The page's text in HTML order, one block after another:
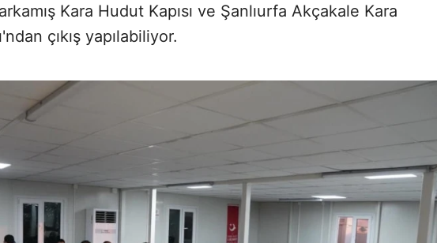
Kara Hudut Kapısı ve Şanlıurfa Akçakale Kara
çıkış yapılabiliyor.